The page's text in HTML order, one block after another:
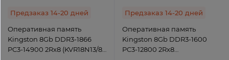
Предзаказ 14-20 дней
Оперативная память
Kingston 8Gb DDR3-1866
PC3-14900 2Rx8 (KVR18N13/8)
Предзаказ 14-20 дней
Оперативная память
Kingston 8Gb DDR3-1600
PC3-12800 2Rx8